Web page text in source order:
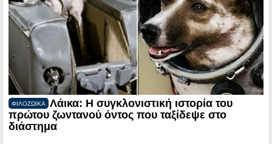
ΦΙΛΟΖΩΙΚΑ
Λάικα: Η συγκλονιστική ιστορία του
πρώτου ζωντανού όντος που ταξίδεψε στο
διάστημα